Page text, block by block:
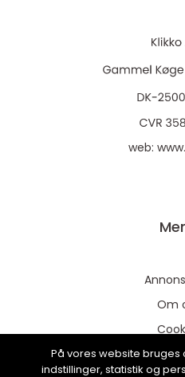
web:
Om
På vores website bruges
indstillinger, statistik og